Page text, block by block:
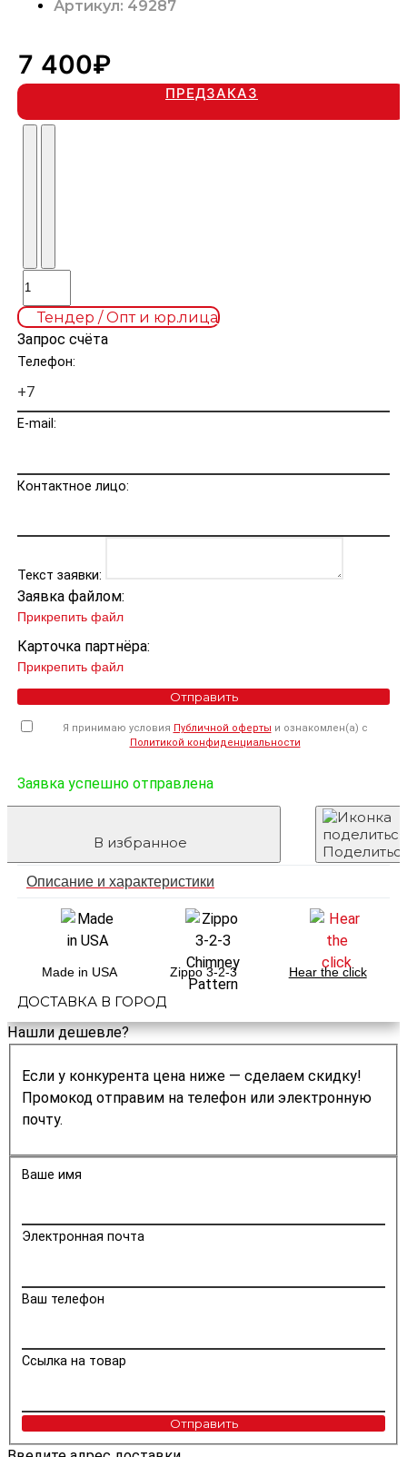
Артикул: 49287
7 400₽
ПРЕДЗАКАЗ
Тендер / Опт и юр.лица
Запрос счёта
Телефон:
E-mail:
Контактное лицо:
Текст заявки:
Заявка файлом:
Прикрепить файл
Карточка партнёра:
Прикрепить файл
Отправить
Я принимаю условия Публичной оферты и ознакомлен(а) с
Политикой конфиденциальности
Заявка успешно отправлена
В избранное
Описание и характеристики
Made in USA Zippo 3-2-3 Hear the click
ДОСТАВКА В ГОРОД
Нашли дешевле?
Если у конкурента цена ниже — сделаем скидку!
Промокод отправим на телефон или электронную
почту.
Ваше имя
Электронная почта
Ваш телефон
Ссылка на товар
Отправить